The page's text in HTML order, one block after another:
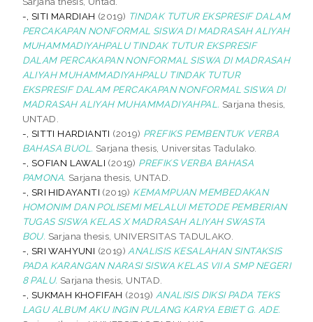
-, SITI MARDIAH (2019) TINDAK TUTUR EKSPRESIF DALAM
PERCAKAPAN NONFORMAL SISWA DI MADRASAH ALIYAH
MUHAMMADIYAHPALU TINDAK TUTUR EKSPRESIF
DALAM PERCAKAPAN NONFORMAL SISWA DI MADRASAH
ALIYAH MUHAMMADIYAHPALU TINDAK TUTUR
EKSPRESIF DALAM PERCAKAPAN NONFORMAL SISWA DI
MADRASAH ALIYAH MUHAMMADIYAHPAL. Sarjana thesis,
UNTAD.
-, SITTI HARDIANTI (2019) PREFIKS PEMBENTUK VERBA
BAHASA BUOL. Sarjana thesis, Universitas Tadulako.
-, SOFIAN LAWALI (2019) PREFIKS VERBA BAHASA
PAMONA. Sarjana thesis, UNTAD.
-, SRI HIDAYANTI (2019) KEMAMPUAN MEMBEDAKAN
HOMONIM DAN POLISEMI MELALUI METODE PEMBERIAN
TUGAS SISWA KELAS X MADRASAH ALIYAH SWASTA
BOU. Sarjana thesis, UNIVERSITAS TADULAKO.
-, SRI WAHYUNI (2019) ANALISIS KESALAHAN SINTAKSIS
PADA KARANGAN NARASI SISWA KELAS VII A SMP NEGERI
8 PALU. Sarjana thesis, UNTAD.
-, SUKMAH KHOFIFAH (2019) ANALISIS DIKSI PADA TEKS
LAGU ALBUM AKU INGIN PULANG KARYA EBIET G. ADE.